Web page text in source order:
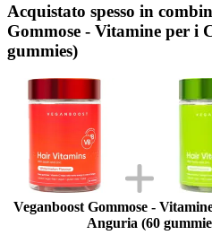
Acquistato spesso in
Gommose - Vitamine per i
gummies)
Veganboost Gommose -
Anguria (60